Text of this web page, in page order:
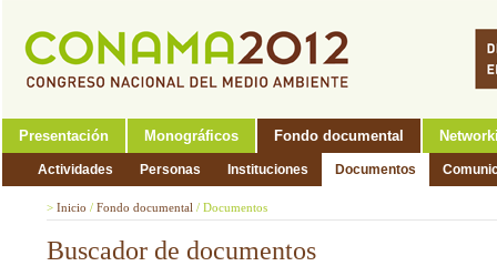
Presentación Monográficos Fondo documental
Actividades Personas Instituciones Documentos
> Inicio / Fondo documental / Documentos
Buscador de documentos